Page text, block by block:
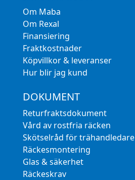
Om Maba
Om Rexal
Finansiering
Fraktkostnader
Köpvillkor & leveranser
Hur blir jag kund
DOKUMENT
Returfraktsdokument
Vård av rostfria räcken
Skötselråd för trähandledare
Räckesmontering
Glas & säkerhet
Räckeskrav